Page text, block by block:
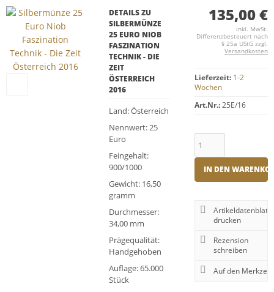
DETAILS ZU
SILBERMÜNZE
25 EURO NIOB
FASZINATION
TECHNIK - DIE
ZEIT
ÖSTERREICH
2016
Land: Österreich
Nennwert: 25
Euro
Feingehalt:
900/1000
Gewicht: 16,50
gramm
Durchmesser:
34,00 mm
Prägequalität:
Handgehoben
Auflage: 65.000
Stück
135,00 €
inkl. MwSt.
Differenzbesteuert nach
§ 25a UStG zzgl.
Versandkosten
Lieferzeit: 1-2
Wochen
Art.Nr.:25E/16
IN DEN
Artikeldatenblatt
drucken
Rezension
schreiben